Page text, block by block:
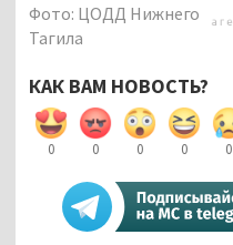
Фото: ЦОДД Нижнего
Тагила
КАК ВАМ НОВОСТЬ?
0 0 0 0 0